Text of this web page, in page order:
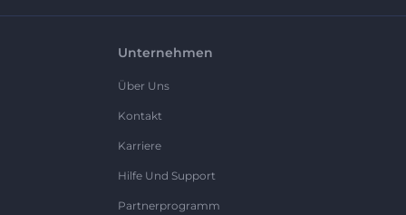
Unternehmen
Über Uns
Kontakt
Karriere
Hilfe Und Support
Partnerprogramm